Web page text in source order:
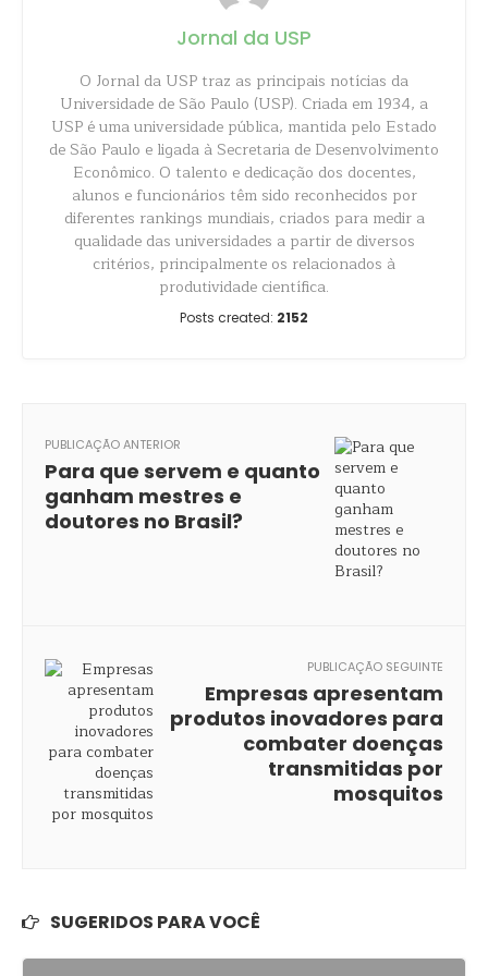
Jornal da USP
O Jornal da USP traz as principais notícias da
Universidade de São Paulo (USP). Criada em 1934, a
USP é uma universidade pública, mantida pelo Estado
de São Paulo e ligada à Secretaria de Desenvolvimento
Econômico. O talento e dedicação dos docentes,
alunos e funcionários têm sido reconhecidos por
diferentes rankings mundiais, criados para medir a
qualidade das universidades a partir de diversos
critérios, principalmente os relacionados à
produtividade científica.
Posts created: 2152
PUBLICAÇÃO ANTERIOR
Para que servem e quanto
ganham mestres e
doutores no Brasil?
PUBLICAÇÃO SEGUINTE
Empresas apresentam
produtos inovadores para
combater doenças
transmitidas por
mosquitos
SUGERIDOS PARA VOCÊ